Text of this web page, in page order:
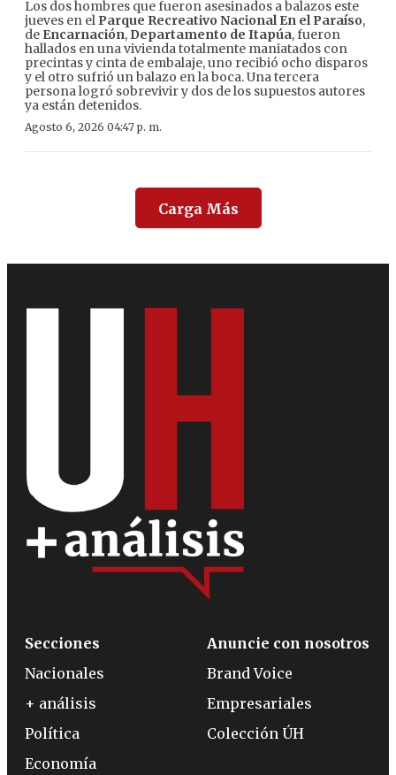
Los dos hombres que fueron asesinados a balazos este
jueves en el Parque Recreativo Nacional En el Paraíso,
de Encarnación, Departamento de Itapúa, fueron
hallados en una vivienda totalmente maniatados con
precintas y cinta de embalaje, uno recibió ocho disparos
y el otro sufrió un balazo en la boca. Una tercera
persona logró sobrevivir y dos de los supuestos autores
ya están detenidos.
Agosto 6, 2026 04:47 p. m.
Carga Más
Secciones
Nacionales
+ análisis
Política
Economía
Anuncie con nosotros
Brand Voice
Empresariales
Colección ÚH